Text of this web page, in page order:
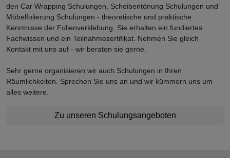
den Car Wrapping Schulungen, Scheibentönung Schulungen und
Möbelfolierung Schulungen - theoretische und praktische
Kenntnisse der Folienverklebung. Sie erhalten ein fundiertes
Fachwissen und ein Teilnahmezertifikat. Nehmen Sie gleich
Kontakt mit uns auf - wir beraten sie gerne.
Sehr gerne organisieren wir auch Schulungen in Ihren
Räumlichkeiten. Sprechen Sie uns an und wir kümmern uns um
alles weitere.
Zu unseren Schulungsangeboten